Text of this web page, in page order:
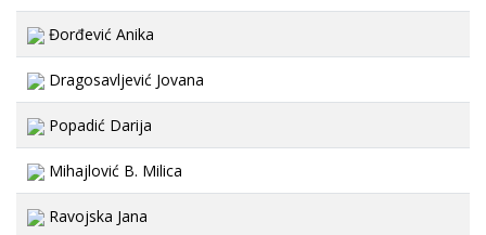
Đorđević Anika
Dragosavljević Jovana
Popadić Darija
Mihajlović B. Milica
Ravojska Jana